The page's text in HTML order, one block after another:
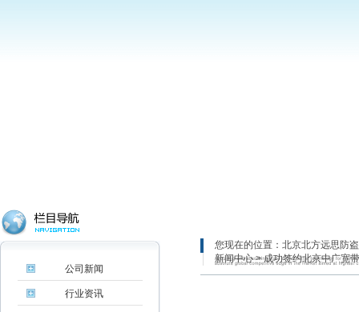
公司新闻
行业资讯
您现在的位置： 北京北方远思防
新闻中心> 成功签约北京中广宽